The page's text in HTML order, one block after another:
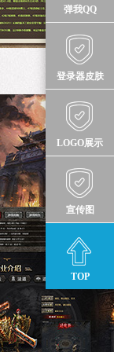
弹我QQ
登录器皮肤
LOGO展示
宣传图
TOP